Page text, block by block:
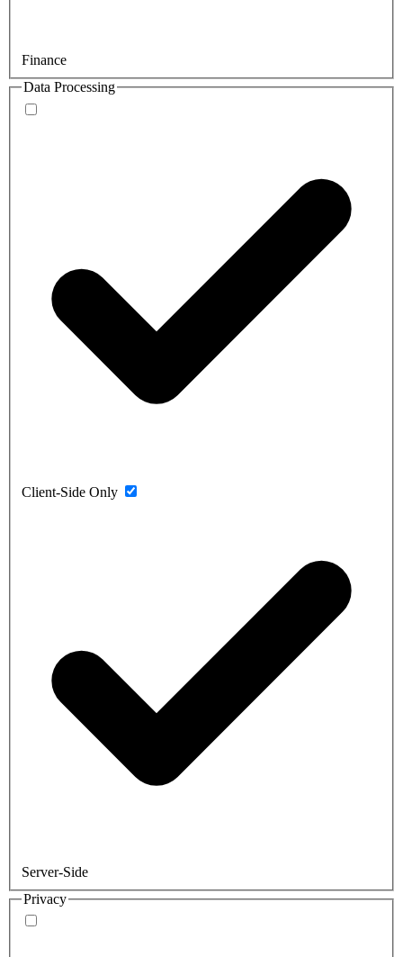
Finance
Data Processing
Client-Side Only
Server-Side
Privacy